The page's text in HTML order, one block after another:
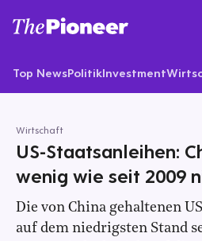
Top NewsPolitikInvestment
Wirtschaft
US-Staatsanleihen:
wenig wie seit 2009
Die von China gehaltenen
auf dem niedrigsten Stand